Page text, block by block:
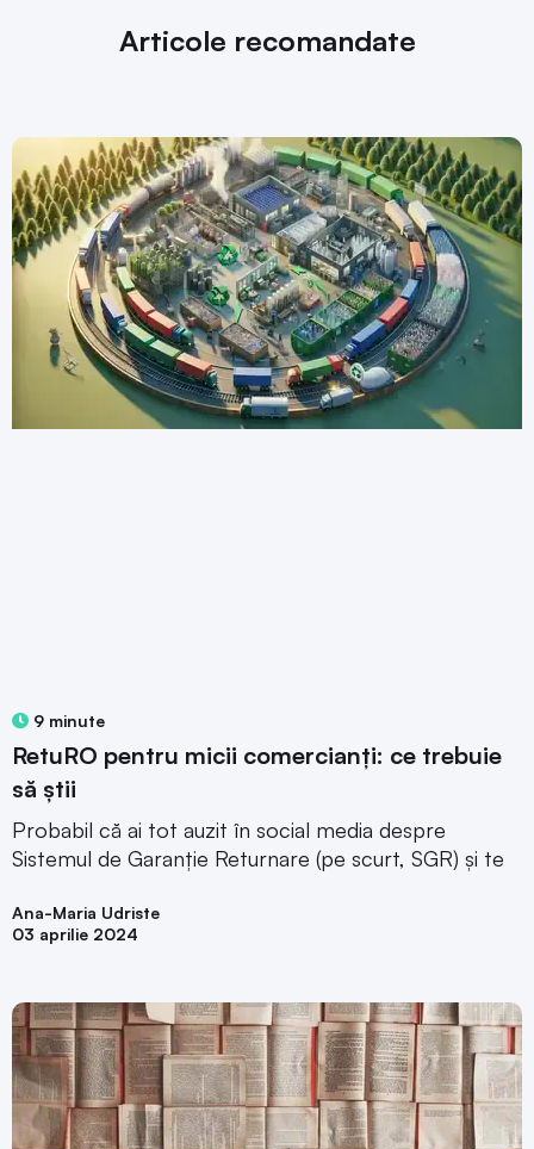
Articole recomandate
9 minute
RetuRO pentru micii comercianți: ce trebuie
să știi
Probabil că ai tot auzit în social media despre
Sistemul de Garanție Returnare (pe scurt, SGR) și te
Ana-Maria Udriste
03 aprilie 2024